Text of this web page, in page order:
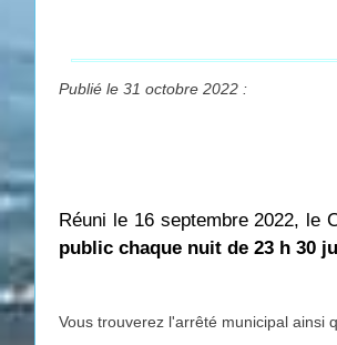
Publié le 31 octobre 2022 :
Réuni le 16 septembre 2022, le
public chaque nuit de 23 h 30
Vous trouverez l'arrêté municipal ainsi